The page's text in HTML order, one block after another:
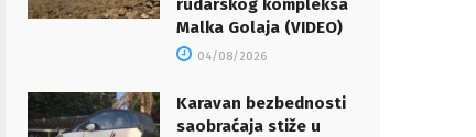
rudarskog kompleksa
Malka Golaja (VIDEO)
04/08/2026
Karavan bezbednosti
saobraćaja stiže u